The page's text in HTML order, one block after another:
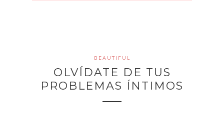
BEAUTIFUL
OLVÍDATE DE TUS
PROBLEMAS ÍNTIMOS